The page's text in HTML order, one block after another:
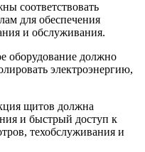
соответствовать
для обеспечения
и обслуживания.
оборудование должно
электроэнергию,
щитов должна
и быстрый доступ к
техобслуживания и